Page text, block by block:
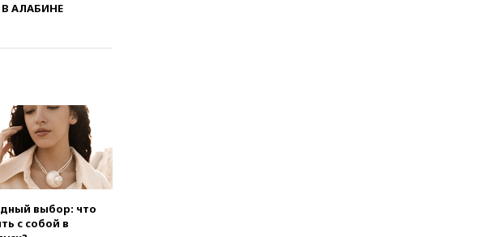
попросил
с круглого стола
не готов принять в
из-за уровня
Лукашенко
режима с
АЛАБИНЕ
выбор: что
с собой в